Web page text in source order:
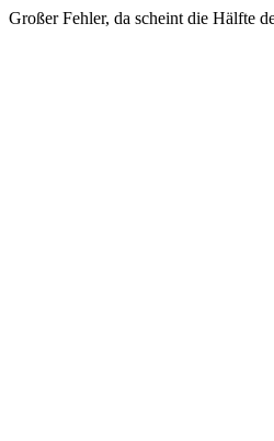
Großer Fehler, da scheint die Hälfte